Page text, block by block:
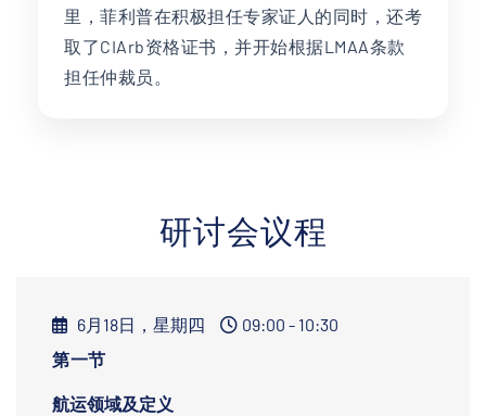
里，菲利普在积极担任专家证人的同时，还考
取了CIArb资格证书，并开始根据LMAA条款
担任仲裁员。
研讨会议程
6月18日，星期四
09:00 - 10:30
第一节
航运领域及定义